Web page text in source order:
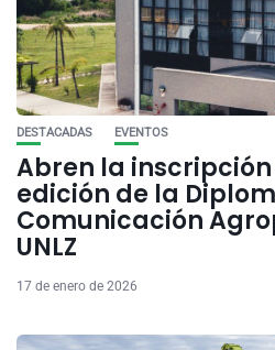
DESTACADAS EVENTOS
Abren la
edición de la
Comunicación
UNLZ
17 de enero de 2026